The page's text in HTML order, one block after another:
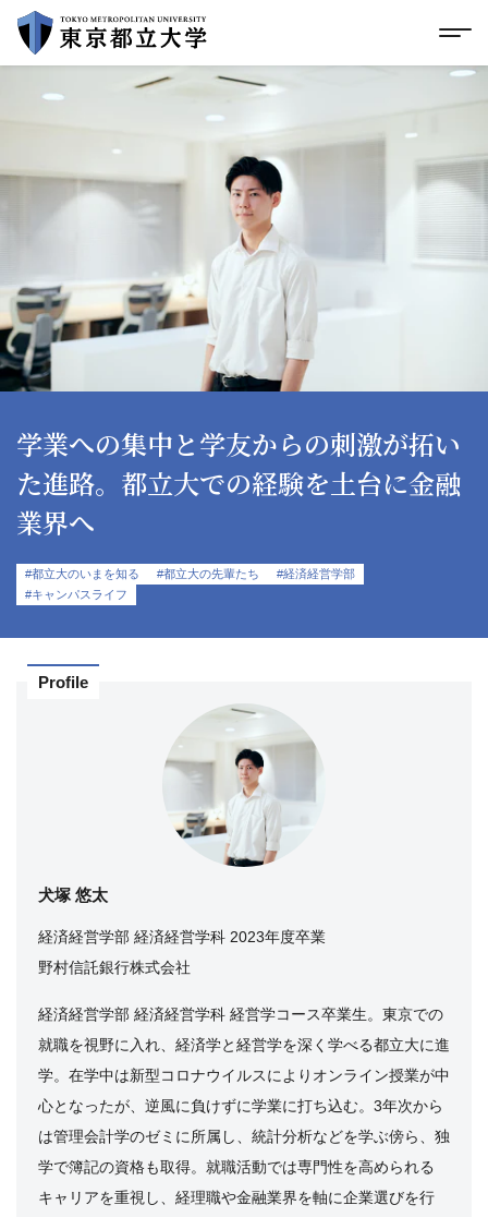
イ
ン
プ
グローバルメニューにスキップ メ
学業への集中と学友からの刺激が拓い
た進路。都立大での経験を土台に金融
業界へ
#都立大のいまを知る #都立大の先輩たち
#経済経営学部
#キャンパスライフ
Profile
犬塚 悠太
経済経営学部 経済経営学科 2023年度卒業
野村信託銀行株式会社
経済経営学部 経済経営学科 経営学コース卒業生。東京での
就職を視野に入れ、経済学と経営学を深く学べる都立大に進
学。在学中は新型コロナウイルスによりオンライン授業が中
心となったが、逆風に負けずに学業に打ち込む。3年次から
は管理会計学のゼミに所属し、統計分析などを学ぶ傍ら、独
学で簿記の資格も取得。就職活動では専門性を高められる
キャリアを重視し、経理職や金融業界を軸に企業選びを行